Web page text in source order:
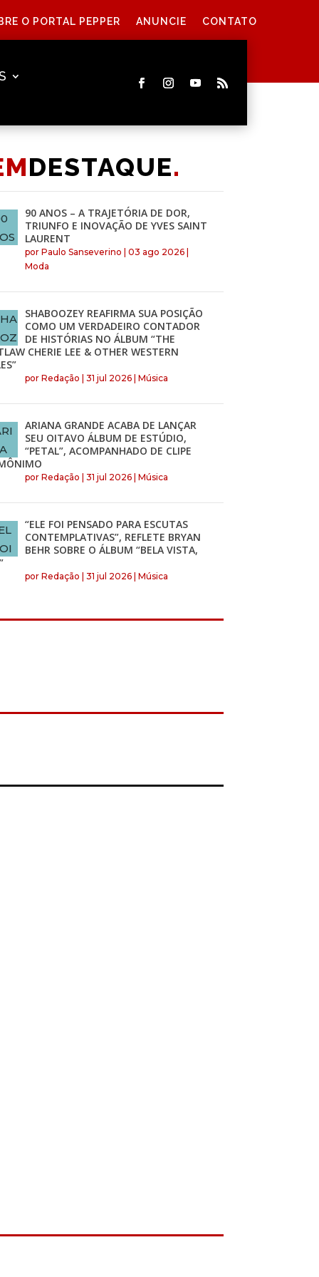
O PORTAL PEPPER ANUNCIE CONTATO
DESTAQUE.
90 ANOS – A TRAJETÓRIA DE DOR,
TRIUNFO E INOVAÇÃO DE YVES SAINT
LAURENT
porPaulo Sanseverino |03 ago 2026
Moda
SHABOOZEY REAFIRMA SUA POSIÇÃO
COMO UM VERDADEIRO CONTADOR
DE HISTÓRIAS NO ÁLBUM “THE
CHERIE LEE & OTHER WESTERN
porRedação |31 jul 2026 |Música
ARIANA GRANDE ACABA DE LANÇAR
SEU OITAVO ÁLBUM DE ESTÚDIO,
“PETAL”, ACOMPANHADO DE CLIPE
porRedação |31 jul 2026 |Música
“ELE FOI PENSADO PARA ESCUTAS
CONTEMPLATIVAS”, REFLETE BRYAN
BEHR SOBRE O ÁLBUM “BELA VISTA,
porRedação |31 jul 2026 |Música